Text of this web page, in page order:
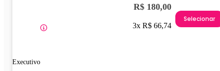
Executivo
R$ 180,00
3x R$ 66,74
Selecionar